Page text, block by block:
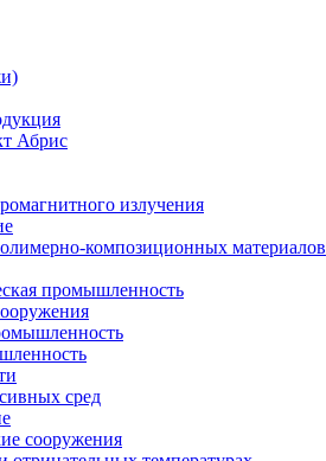
Абрис
излучения
композиционных материалов
промышленность
сред
сооружения